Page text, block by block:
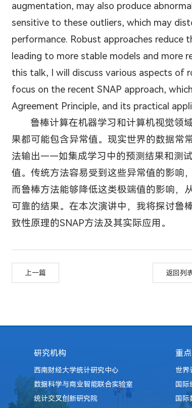
augmentation, may also produce
sensitive to these outliers, which may
performance. Robust approaches reduce
leading to more stable models and more
this talk, I will discuss various aspects of
focus on the recent SNAP approach,
Agreement Principle, and its practical
鲁棒计算在机器学习和计算机视觉领
果都可能包含异常值。现实世界的数据常
法输出——如集成学习中的预测结果和测
值。传统方法容易受到这些异常值的影响
而鲁棒方法能够降低这类极端值的影响，
可靠的结果。在本次演讲中，我将探讨鲁
致性原理的SNAP方法及其实际应用。
上一篇 返回列
研究机构
西南财经大学统计研究中心
数据科学与商业智能联合实验室
统计交叉创新研究院
重
世界
国际
国际